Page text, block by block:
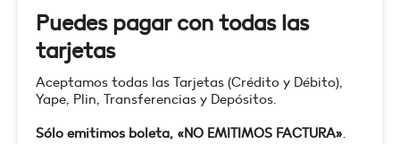
Puedes pagar con todas las
tarjetas
Aceptamos todas las Tarjetas (Crédito y Débito),
Yape, Plin, Transferencias y Depósitos.
Sólo emitimos boleta, «NO EMITIMOS FACTURA».